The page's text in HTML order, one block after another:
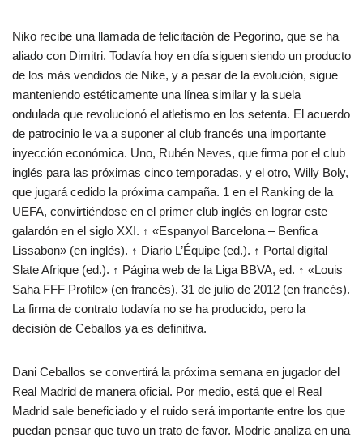
Niko recibe una llamada de felicitación de Pegorino, que se ha
aliado con Dimitri. Todavía hoy en día siguen siendo un producto
de los más vendidos de Nike, y a pesar de la evolución, sigue
manteniendo estéticamente una línea similar y la suela
ondulada que revolucionó el atletismo en los setenta. El acuerdo
de patrocinio le va a suponer al club francés una importante
inyección económica. Uno, Rubén Neves, que firma por el club
inglés para las próximas cinco temporadas, y el otro, Willy Boly,
que jugará cedido la próxima campaña. 1 en el Ranking de la
UEFA, convirtiéndose en el primer club inglés en lograr este
galardón en el siglo XXI. ↑ «Espanyol Barcelona – Benfica
Lissabon» (en inglés). ↑ Diario L’Équipe (ed.). ↑ Portal digital
Slate Afrique (ed.). ↑ Página web de la Liga BBVA, ed. ↑ «Louis
Saha FFF Profile» (en francés). 31 de julio de 2012 (en francés).
La firma de contrato todavía no se ha producido, pero la
decisión de Ceballos ya es definitiva.
Dani Ceballos se convertirá la próxima semana en jugador del
Real Madrid de manera oficial. Por medio, está que el Real
Madrid sale beneficiado y el ruido será importante entre los que
puedan pensar que tuvo un trato de favor. Modric analiza en una